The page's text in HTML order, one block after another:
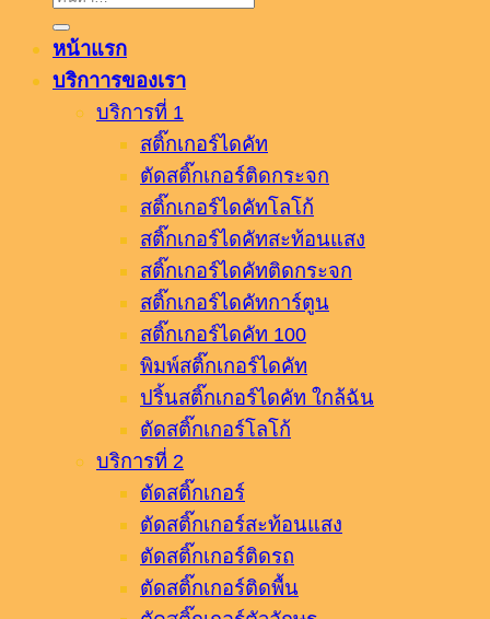
หน้าแรก
บริกาารของเรา
บริการที่ 1
สติ๊กเกอร์ไดคัท
ตัดสติ๊กเกอร์ติดกระจก
สติ๊กเกอร์ไดคัทโลโก้
สติ๊กเกอร์ไดคัทสะท้อนแสง
สติ๊กเกอร์ไดคัทติดกระจก
สติ๊กเกอร์ไดคัทการ์ตูน
สติ๊กเกอร์ไดคัท 100
พิมพ์สติ๊กเกอร์ไดคัท
ปริ้นสติ๊กเกอร์ไดคัท ใกล้ฉัน
ตัดสติ๊กเกอร์โลโก้
บริการที่ 2
ตัดสติ๊กเกอร์
ตัดสติ๊กเกอร์สะท้อนแสง
ตัดสติ๊กเกอร์ติดรถ
ตัดสติ๊กเกอร์ติดพื้น